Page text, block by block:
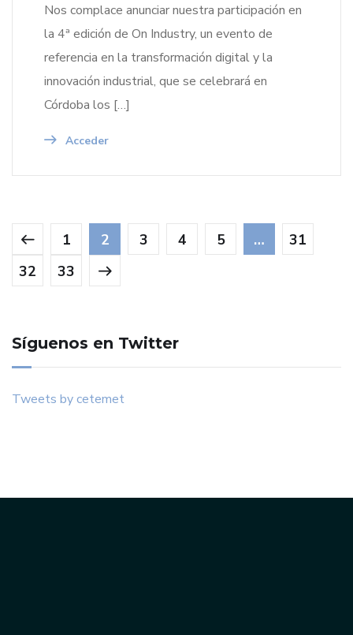
Nos complace anunciar nuestra participación en
la 4ª edición de On Industry, un evento de
referencia en la transformación digital y la
innovación industrial, que se celebrará en
Córdoba los […]
Acceder
1 2 3 4 5 …
31
32
33
Síguenos en Twitter
Tweets by cetemet